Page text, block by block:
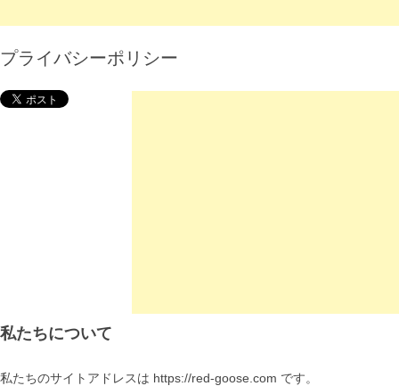
プライバシーポリシー
私たちについて
私たちのサイトアドレスは https://red-goose.com です。